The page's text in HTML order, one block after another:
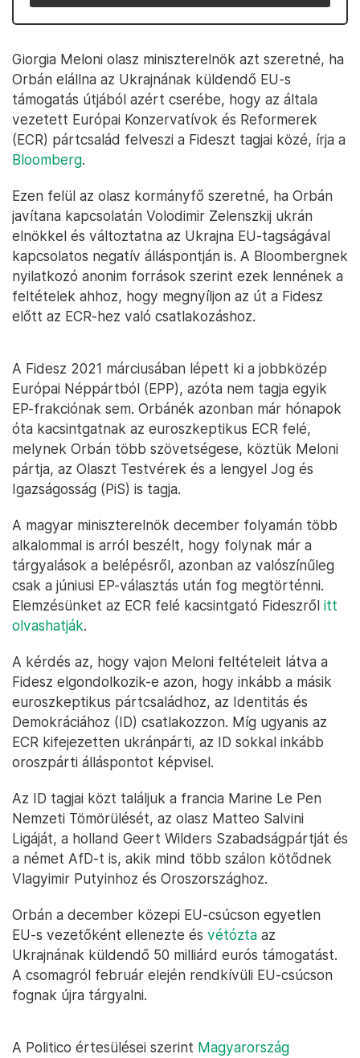
Giorgia Meloni olasz miniszterelnök azt szeretné, ha
Orbán elállna az Ukrajnának küldendő EU-s
támogatás útjából azért cserébe, hogy az általa
vezetett Európai Konzervatívok és Reformerek
(ECR) pártcsalád felveszi a Fideszt tagjai közé, írja a
Bloomberg.
Ezen felül az olasz kormányfő szeretné, ha Orbán
javítana kapcsolatán Volodimir Zelenszkij ukrán
elnökkel és változtatna az Ukrajna EU-tagságával
kapcsolatos negatív álláspontján is. A Bloombergnek
nyilatkozó anonim források szerint ezek lennének a
feltételek ahhoz, hogy megnyíljon az út a Fidesz
előtt az ECR-hez való csatlakozáshoz.
A Fidesz 2021 márciusában lépett ki a jobbközép
Európai Néppártból (EPP), azóta nem tagja egyik
EP-frakciónak sem. Orbánék azonban már hónapok
óta kacsintgatnak az euroszkeptikus ECR felé,
melynek Orbán több szövetségese, köztük Meloni
pártja, az Olaszt Testvérek és a lengyel Jog és
Igazságosság (PiS) is tagja.
A magyar miniszterelnök december folyamán több
alkalommal is arról beszélt, hogy folynak már a
tárgyalások a belépésről, azonban az valószínűleg
csak a júniusi EP-választás után fog megtörténni.
Elemzésünket az ECR felé kacsintgató Fideszről itt
olvashatják.
A kérdés az, hogy vajon Meloni feltételeit látva a
Fidesz elgondolkozik-e azon, hogy inkább a másik
euroszkeptikus pártcsaládhoz, az Identitás és
Demokráciához (ID) csatlakozzon. Míg ugyanis az
ECR kifejezetten ukránpárti, az ID sokkal inkább
oroszpárti álláspontot képvisel.
Az ID tagjai közt találjuk a francia Marine Le Pen
Nemzeti Tömörülését, az olasz Matteo Salvini
Ligáját, a holland Geert Wilders Szabadságpártját és
a német AfD-t is, akik mind több szálon kötődnek
Vlagyimir Putyinhoz és Oroszországhoz.
Orbán a december közepi EU-csúcson egyetlen
EU-s vezetőként ellenezte és vétózta az
Ukrajnának küldendő 50 milliárd eurós támogatást.
A csomagról február elején rendkívüli EU-csúcson
fognak újra tárgyalni.
A Politico értesülései szerint Magyarország